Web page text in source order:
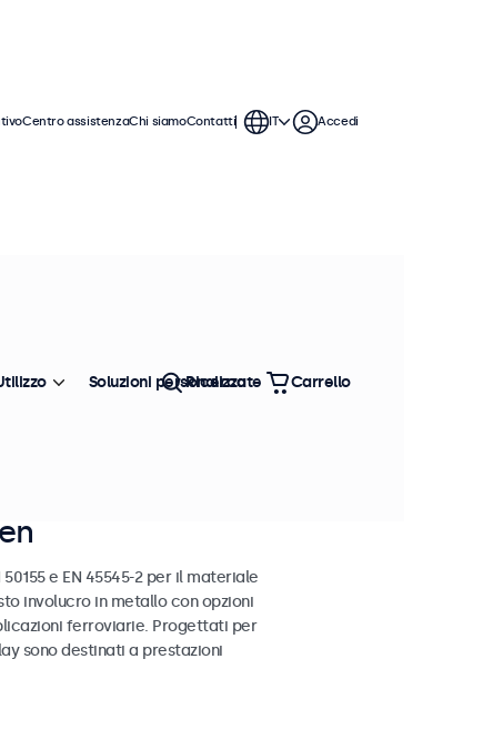
e EN 45545-2 per il materiale
involucro in metallo con opzioni
ferroviarie. Progettati per
sono destinati a prestazioni
Centro assistenzaChi siamoContatti IT Accedi
Soluzioni personalizzate
Ricerca Carrello